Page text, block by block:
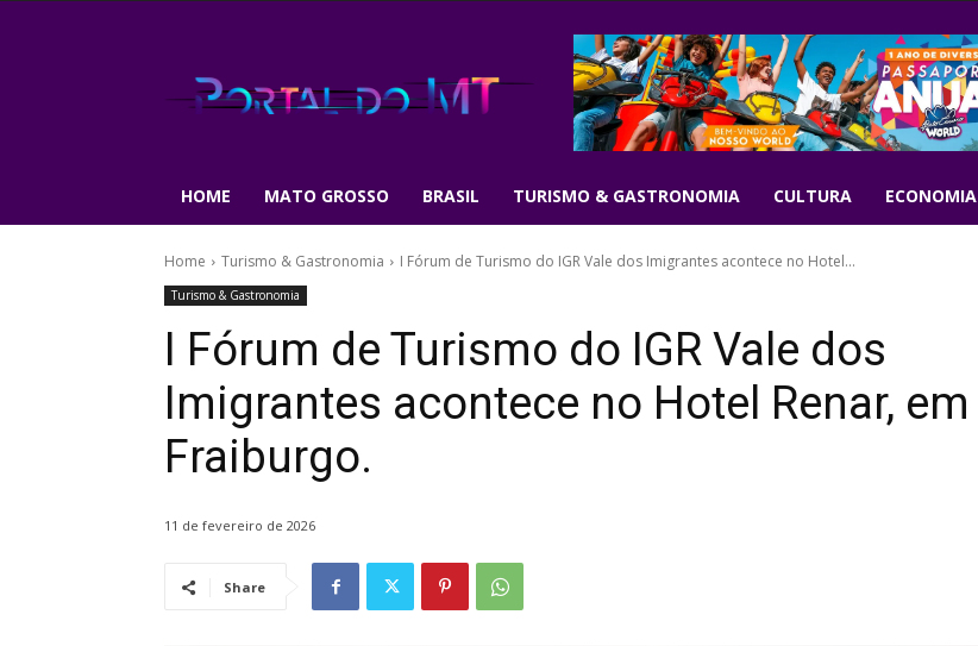
HOME MATO GROSSO BRASIL TURISMO & GASTRONOMIA CULTURA ECONOMIA
Home Turismo & Gastronomia I Fórum de Turismo do IGR Vale dos Imigrantes acontece no Hotel...
Turismo & Gastronomia
I Fórum de Turismo do IGR Vale dos
Imigrantes acontece no Hotel Renar, em
Fraiburgo.
11 de fevereiro de 2026
Share